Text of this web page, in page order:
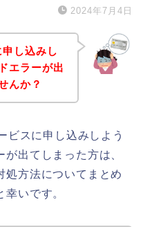
2024年7月4日
し込みし
エラーが出
んか？
ビスに申し込みしよう
出てしまった方は、
処方法についてまとめ
いです。